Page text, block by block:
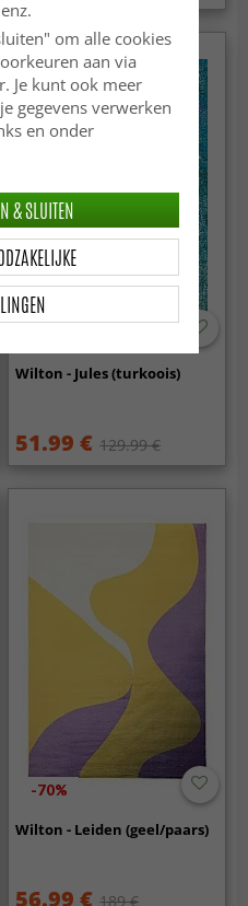
Wilton - Jules (turkoois)
51.99 € 129.99 €
-70%
Wilton - Leiden (geel/paars)
56.99 € 189 €
om alle cookies
aan via
Je kunt ook meer
gegevens verwerken
en onder
& SLUITEN